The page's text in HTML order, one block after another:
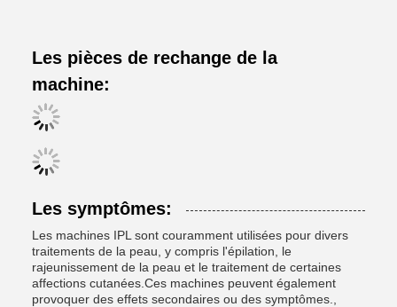
Les pièces de rechange de la
machine:
Les symptômes:
Les machines IPL sont couramment utilisées pour divers
traitements de la peau, y compris l'épilation, le
rajeunissement de la peau et le traitement de certaines
affections cutanées.Ces machines peuvent également
provoquer des effets secondaires ou des symptômes.,